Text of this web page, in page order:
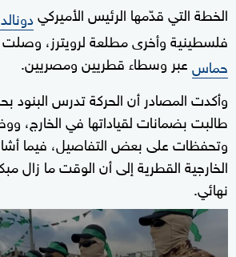
الخطة التي قدّمها الرئيس الأميركي
فلسطينية وأخرى مطلعة لرويترز، وصلت
حماسعبر وسطاء قطريين ومصريين.
وأكدت المصادر أن الحركة تدرس البنود
طالبت بضمانات لقياداتها في
وتحفظات على بعض التفاصيل، فيما
الخارجية القطرية إلى أن الوقت ما زال
نهائي.